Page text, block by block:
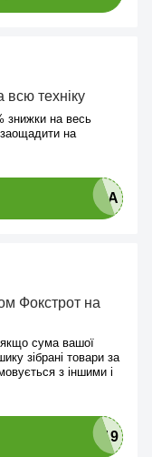
техніку
знижки на весь
на
Фокстрот на
сума вашої
зібрані товари за
з іншими і